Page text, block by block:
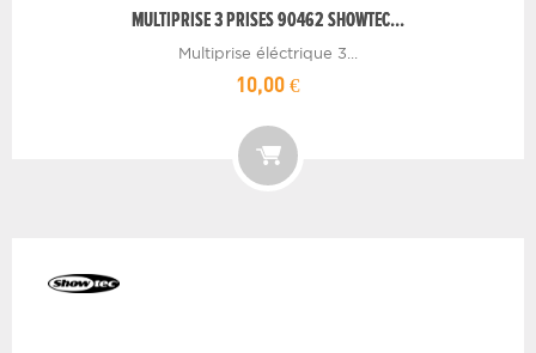
MULTIPRISE 3 PRISES 90462 SHOWTEC...
Multiprise éléctrique 3...
10,00 €